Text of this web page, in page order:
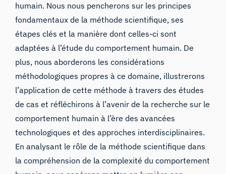
humain. Nous nous pencherons sur les principes
fondamentaux de la méthode scientifique, ses
étapes clés et la manière dont celles-ci sont
adaptées à l’étude du comportement humain. De
plus, nous aborderons les considérations
méthodologiques propres à ce domaine, illustrerons
l’application de cette méthode à travers des études
de cas et réfléchirons à l’avenir de la recherche sur le
comportement humain à l’ère des avancées
technologiques et des approches interdisciplinaires.
En analysant le rôle de la méthode scientifique dans
la compréhension de la complexité du comportement